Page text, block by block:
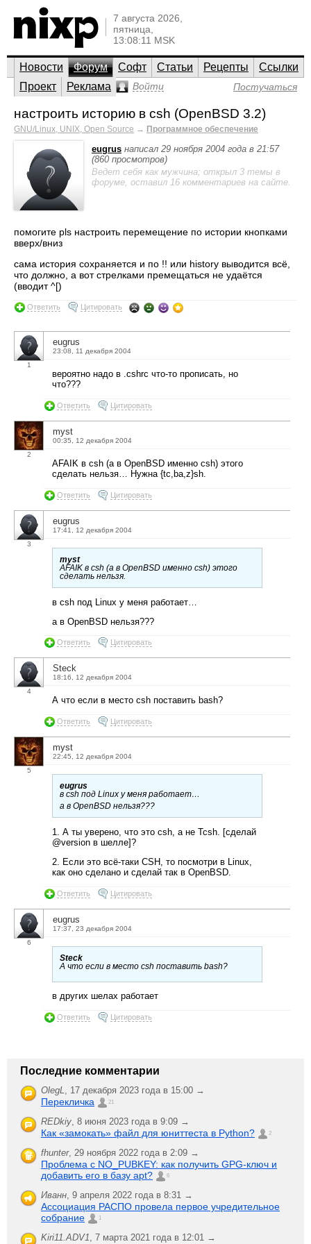
7 августа 2026,
пятница,
13:08:11 MSK
Новости Форум Софт Статьи Рецепты
Ссылки
Проект
Реклама Войти Постучаться
настроить историю в csh (OpenBSD 3.2)
GNU/Linux, UNIX, Open Source → Программное обеспечение
eugrus написал 29 ноября 2004 года в 21:57
(860 просмотров)
Ведет себя как мужчина; открыл 3 темы в
форуме, оставил 16 комментариев на сайте.
помогите pls настроить перемещение по истории кнопками
вверх/вниз
сама история сохраняется и по !! или history выводится всё,
что должно, а вот стрелками премещаться не удаётся
(вводит ^[)
Ответить Цитировать
1
eugrus
23:08, 11 декабря 2004
вероятно надо в .cshrc что-то прописать, но
что???
Ответить Цитировать
2
myst
00:35, 12 декабря 2004
AFAIK в csh (а в OpenBSD именно csh) этого
сделать нельзя… Нужна {tc,ba,z}sh.
Ответить Цитировать
3
eugrus
17:41, 12 декабря 2004
myst
AFAIK в csh (а в OpenBSD именно csh) этого
сделать нельзя.
в csh под Linux у меня работает…
а в OpenBSD нельзя???
Ответить Цитировать
4
Steck
18:16, 12 декабря 2004
А что если в место csh поставить bash?
Ответить Цитировать
5
myst
22:45, 12 декабря 2004
eugrus
в csh под Linux у меня работает…
а в OpenBSD нельзя???
1. А ты уверено, что это csh, а не Tcsh. [сделай
@version в шелле]?
2. Если это всё-таки CSH, то посмотри в Linux,
как оно сделано и сделай так в OpenBSD.
Ответить Цитировать
6
eugrus
17:37, 23 декабря 2004
Steck
А что если в место csh поставить bash?
в других шелах работает
Ответить Цитировать
Последние комментарии
OlegL, 17 декабря 2023 года в 15:00 →
Перекличка 21
REDkiy, 8 июня 2023 года в 9:09 →
Как «замокать» файл для юниттеста в Python? 2
fhunter, 29 ноября 2022 года в 2:09 →
Проблема с NO_PUBKEY: как получить GPG-ключ и
добавить его в базу apt?
6
Иванн, 9 апреля 2022 года в 8:31 →
Ассоциация РАСПО провела первое учредительное
собрание
1
Kiri11.ADV1, 7 марта 2021 года в 12:01 →